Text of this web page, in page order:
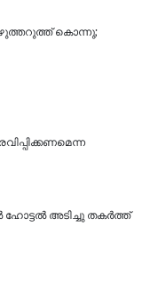
കൊന്നു;
അടിച്ചു തകര്‍ത്ത്